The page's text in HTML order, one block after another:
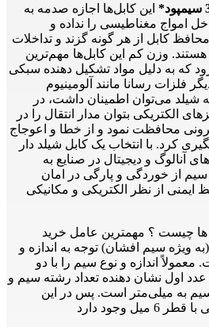
این کابل‌ها اجازه صدمه به
امواج مغناطیسی را نداده و
محافظ کابل از هر گونه گزند و تداخلات
وزن کم این کابل‌ها مهم‌ترین
که به دلیل مواد تشکیل‌ دهنده سبکی
فلزات رسانا مانند آلومینیوم
شیلد می‌توان اطمینان داشت، در
الکتریکی بتوان مدار انتقال را در
محافظت نمود و از خطا و اعوجاج
کرد. با انتخاب یک کابل شیلد دار
آنالوگ و دیجیتال در صنایع به
از خوردگی و پارگی در امان
ایمنی از نظر الکتریکی و مکانیکی
ها چیست ؟ مهمترین عامل خرید
ویژه سیم افشان) توجه به اندازه و
اندازه و نوع سیم را با دو
اول نشان دهنده تعداد رشته سیم و
به میلی‌متر است. پس در این
وجود دارد